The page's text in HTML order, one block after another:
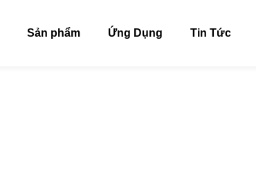
Sản phẩm Ứng Dụng Tin Tức